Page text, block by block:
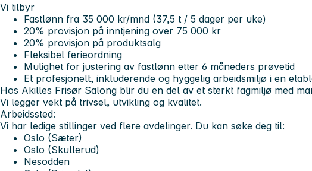
Vi tilbyr
Fastlønn fra 35 000 kr/mnd (37,5 t / 5 dager per uke)
20% provisjon på inntjening over 75 000 kr
20% provisjon på produktsalg
Fleksibel ferieordning
Mulighet for justering av fastlønn etter 6 måneders prøvetid
Et profesjonelt, inkluderende og hyggelig arbeidsmiljø i en
Hos Akilles Frisør Salong blir du en del av et sterkt fagmiljø med
Vi legger vekt på trivsel, utvikling og kvalitet.
Arbeidssted:
Vi har ledige stillinger ved flere avdelinger. Du kan søke deg til:
Oslo (Sæter)
Oslo (Skullerud)
Nesodden